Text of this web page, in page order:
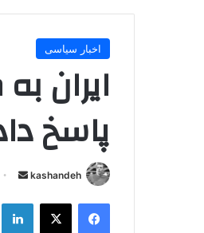
اخبار سیاسی
ایران
پاسخ
kashandeh
ایمیل
فیسبوکایکس